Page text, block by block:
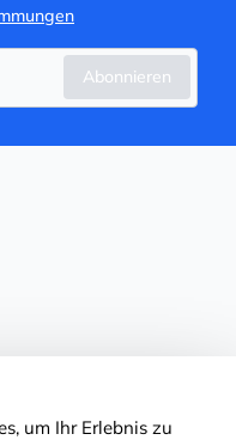
Abonnieren
um Ihr Erlebnis zu